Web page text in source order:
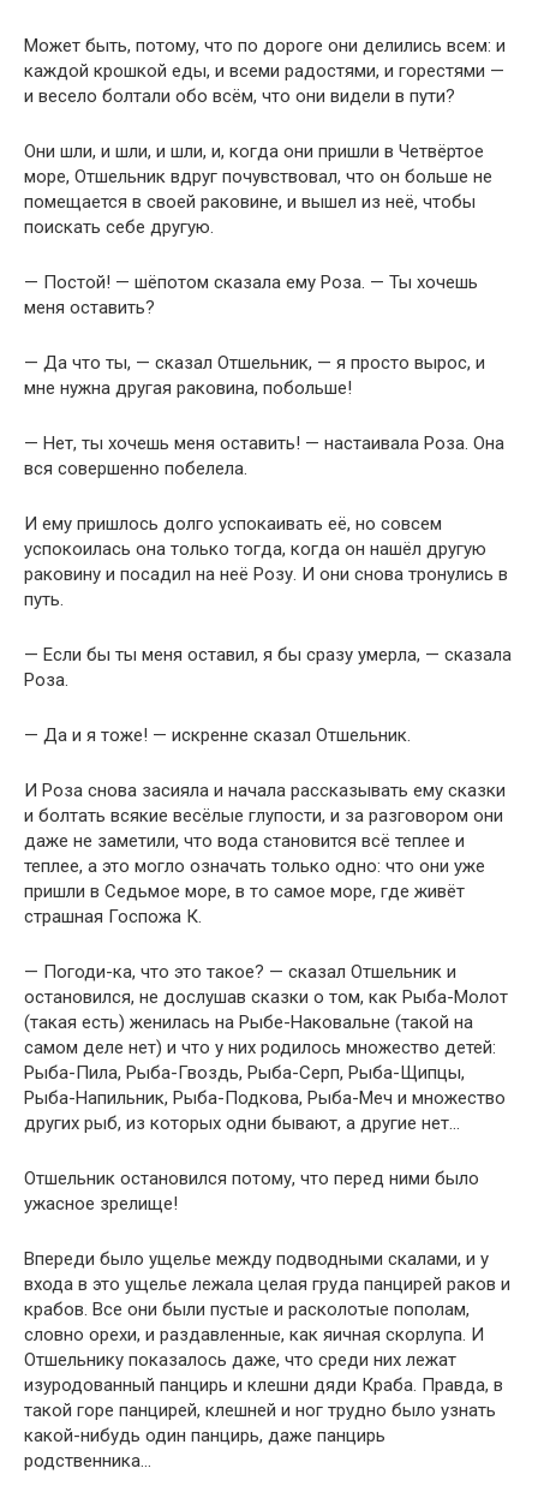
Может быть, потому, что по дороге они делились всем: и
каждой крошкой еды, и всеми радостями, и горестями —
и весело болтали обо всём, что они видели в пути?
Они шли, и шли, и шли, и, когда они пришли в Четвёртое
море, Отшельник вдруг почувствовал, что он больше не
помещается в своей раковине, и вышел из неё, чтобы
поискать себе другую.
— Постой! — шёпотом сказала ему Роза. — Ты хочешь
меня оставить?
— Да что ты, — сказал Отшельник, — я просто вырос, и
мне нужна другая раковина, побольше!
— Нет, ты хочешь меня оставить! — настаивала Роза. Она
вся совершенно побелела.
И ему пришлось долго успокаивать её, но совсем
успокоилась она только тогда, когда он нашёл другую
раковину и посадил на неё Розу. И они снова тронулись в
путь.
— Если бы ты меня оставил, я бы сразу умерла, — сказала
Роза.
— Да и я тоже! — искренне сказал Отшельник.
И Роза снова засияла и начала рассказывать ему сказки
и болтать всякие весёлые глупости, и за разговором они
даже не заметили, что вода становится всё теплее и
теплее, а это могло означать только одно: что они уже
пришли в Седьмое море, в то самое море, где живёт
страшная Госпожа К.
— Погоди-ка, что это такое? — сказал Отшельник и
остановился, не дослушав сказки о том, как Рыба-Молот
(такая есть) женилась на Рыбе-Наковальне (такой на
самом деле нет) и что у них родилось множество детей:
Рыба-Пила, Рыба-Гвоздь, Рыба-Серп, Рыба-Щипцы,
Рыба-Напильник, Рыба-Подкова, Рыба-Меч и множество
других рыб, из которых одни бывают, а другие нет…
Отшельник остановился потому, что перед ними было
ужасное зрелище!
Впереди было ущелье между подводными скалами, и у
входа в это ущелье лежала целая груда панцирей раков и
крабов. Все они были пустые и расколотые пополам,
словно орехи, и раздавленные, как яичная скорлупа. И
Отшельнику показалось даже, что среди них лежат
изуродованный панцирь и клешни дяди Краба. Правда, в
такой горе панцирей, клешней и ног трудно было узнать
какой-нибудь один панцирь, даже панцирь
родственника…